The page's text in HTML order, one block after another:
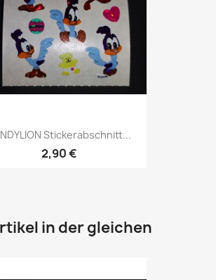
Stickerabschnitt...
2,90 €
in der gleichen